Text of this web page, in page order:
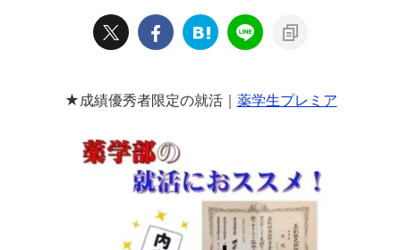
★成績優秀者限定の就活｜ 薬学生プレミア